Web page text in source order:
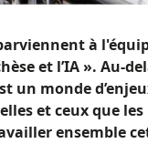
à
et l’IA ». Au-
un monde
et ceux que
ensemble